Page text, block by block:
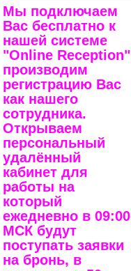
Мы подключаем
Вас бесплатно к
нашей системе
"Online
производим
регистрацию Вас
как нашего
сотрудника.
Открываем
персональный
удалённый
кабинет для
работы на
который
ежедневно в 09:00
МСК будут
поступать заявки
на бронь, в